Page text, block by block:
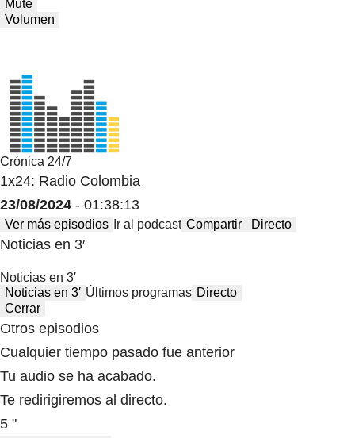
Mute
Volumen
Crónica 24/7
1x24: Radio Colombia
23/08/2024 - 01:38:13
Ver más episodios Ir al podcast Compartir Directo
Noticias en 3′
Noticias en 3′
Noticias en 3′ Últimos programas Directo
Cerrar
Otros episodios
Cualquier tiempo pasado fue anterior
Tu audio se ha acabado.
Te redirigiremos al directo.
5 "